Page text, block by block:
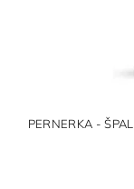
PERNERKA -